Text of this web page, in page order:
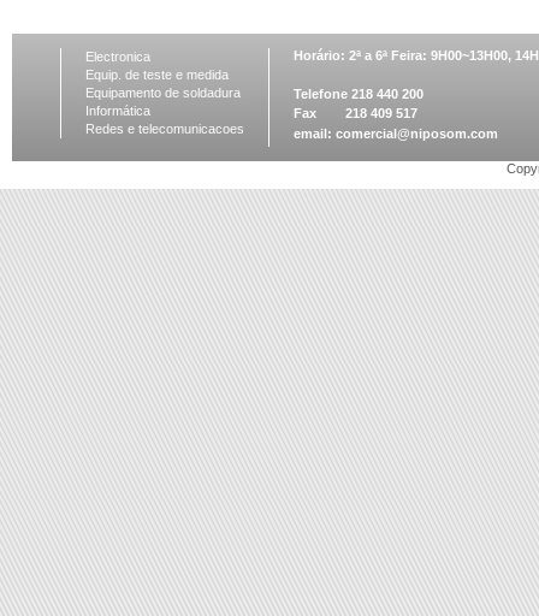
Electronica
Equip. de teste e medida
Equipamento de soldadura
Informática
Redes e telecomunicacoes
Horário: 2ª a 6ª Feira: 9H00~13H00,
Telefone 218 440 200
Fax 218 409 517
email: comercial@niposom.com